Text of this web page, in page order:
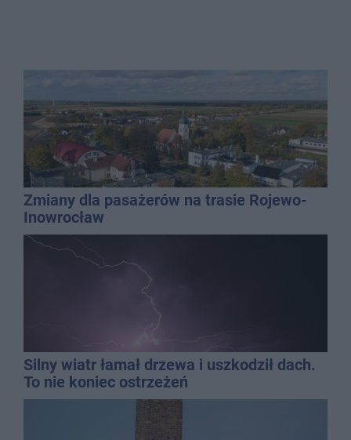
Zmiany dla pasażerów na trasie Rojewo-
Inowrocław
Silny wiatr łamał drzewa i uszkodził dach.
To nie koniec ostrzeżeń